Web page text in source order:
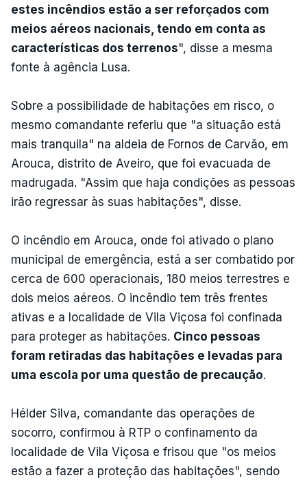
estes incêndios estão a ser reforçados com
meios aéreos nacionais, tendo em conta as
características dos terrenos", disse a mesma
fonte à agência Lusa.
Sobre a possibilidade de habitações em risco, o
mesmo comandante referiu que "a situação está
mais tranquila" na aldeia de Fornos de Carvão, em
Arouca, distrito de Aveiro, que foi evacuada de
madrugada. "Assim que haja condições as pessoas
irão regressar às suas habitações", disse.
O incêndio em Arouca, onde foi ativado o plano
municipal de emergência, está a ser combatido por
cerca de 600 operacionais, 180 meios terrestres e
dois meios aéreos. O incêndio tem três frentes
ativas e a localidade de Vila Viçosa foi confinada
para proteger as habitações. Cinco pessoas
foram retiradas das habitações e levadas para
uma escola por uma questão de precaução.
Hélder Silva, comandante das operações de
socorro, confirmou à RTP o confinamento da
localidade de Vila Viçosa e frisou que "os meios
estão a fazer a proteção das habitações", sendo